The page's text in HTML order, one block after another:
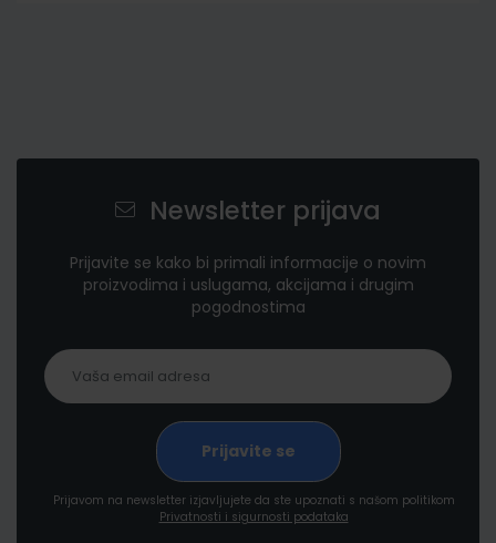
Newsletter prijava
Prijavite se kako bi primali informacije o novim
proizvodima i uslugama, akcijama i drugim
pogodnostima
Prijavom na newsletter izjavljujete da ste upoznati s našom politikom
Privatnosti i sigurnosti podataka